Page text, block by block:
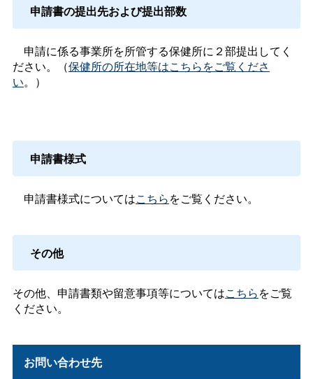
申請書の提出先および提出部数
申請に係る事業所を所管する保健所に２部提出してく
ださい。（保健所の所在地等はこちらをご覧くださ
い。）
申請書様式
申請書様式についてはこちらをご覧ください。
その他
その他、申請書類や留意事項等についてはこちらをご覧
ください。
お問い合わせ先